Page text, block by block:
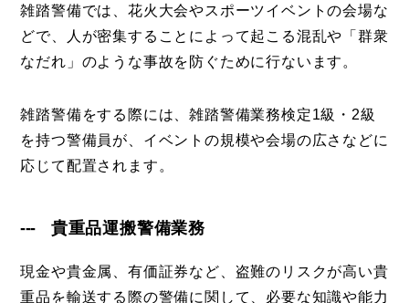
雑踏警備では、花火大会やスポーツイベントの会場な
どで、人が密集することによって起こる混乱や「群衆
なだれ」のような事故を防ぐために行ないます。
雑踏警備をする際には、雑踏警備業務検定1級・2級
を持つ警備員が、イベントの規模や会場の広さなどに
応じて配置されます。
貴重品運搬警備業務
現金や貴金属、有価証券など、盗難のリスクが高い貴
重品を輸送する際の警備に関して、必要な知識や能力